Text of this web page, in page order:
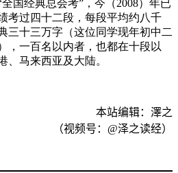
国经典总会考”，今（2008）年已
考过四十二段，每段平均约八千
三十三万字（这位同学现年初中二
，一百名以内者，也都在十段以
、马来西亚及大陆。
本站编辑：澤之
（视频号： @泽之读经）